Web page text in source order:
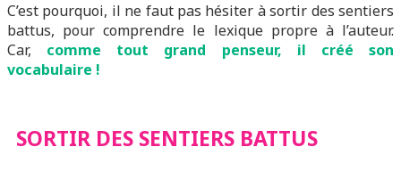
C’est pourquoi, il ne faut pas hésiter à sortir des sentiers
battus, pour comprendre le lexique propre à l’auteur.
Car, comme tout grand penseur, il créé son
vocabulaire !
SORTIR DES SENTIERS BATTUS